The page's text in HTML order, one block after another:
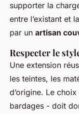
supporter la
entre l’existant et
par un artisan
Respecter le
Une extension
les teintes, les
d’origine. Le
bardages - doit